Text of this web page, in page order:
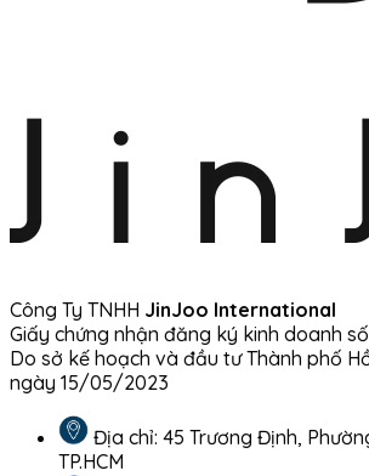
Công Ty TNHH JinJoo International
Giấy chứng nhận đăng ký kinh doanh
Do sở kế hoạch và đầu tư Thành phố
ngày 15/05/2023
Địa chỉ: 45 Trương Định,
TP.HCM